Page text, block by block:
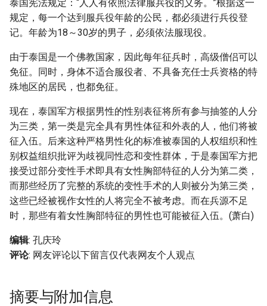
泰国宪法规定：“人人有依照法律服兵役的义务。”根据这一
规定，每一个达到服兵役年龄的公民，都必须进行兵役登
记。年龄为18～30岁的男子，必须依法服现役。
由于泰国是一个佛教国家，因此每年征兵时，高级僧侣可以
免征。同时，身体不适合服役者、不具备充任士兵资格的特
殊地区的居民，也都免征。
现在，泰国军方根据男性的性别表征将所有参与抽签的人分
为三类，第一类是完全具有男性体征和外表的人，他们将被
征入伍。后来这种严格男性化的标准被泰国的人权组织和性
别权益组织批评为歧视同性恋和变性群体，于是泰国军方把
接受过部分变性手术即具有女性胸部特征的人分为第二类，
而那些经历了完整的系统的变性手术的人则被分为第三类，
这些已经被视作女性的人将完全不被考虑。而在兵源不足
时，那些有着女性胸部特征的男性也可能被征入伍。(萧白)
编辑: 孔庆玲
评论: 网友评论以下留言仅代表网友个人观点
摘要与附加信息